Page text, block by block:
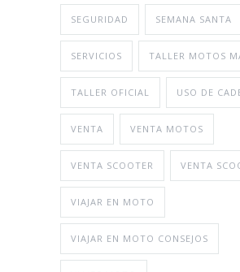
SEGURIDAD SEMANA SANTA
SERVICIOS TALLER MOTOS
TALLER OFICIAL USO DE
VENTA VENTA MOTOS
VENTA SCOOTER VENTA
VIAJAR EN MOTO
VIAJAR EN MOTO CONSEJOS